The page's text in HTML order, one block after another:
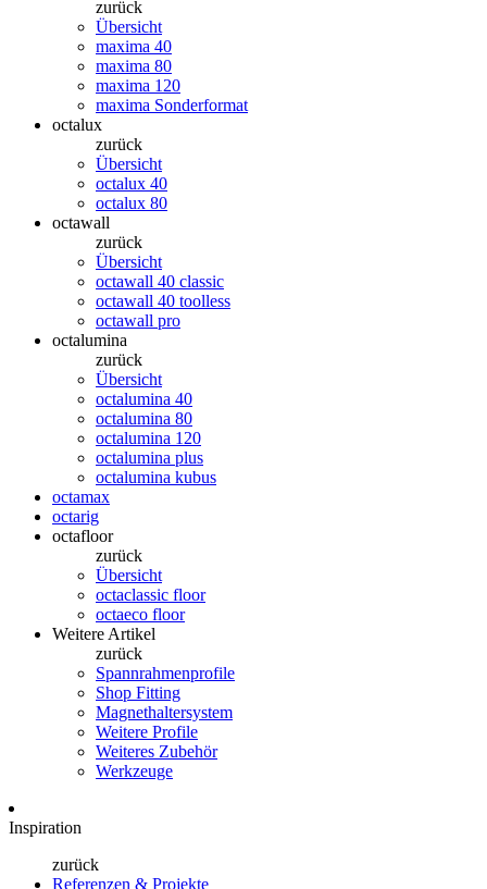
zurück
Übersicht
maxima 40
maxima 80
maxima 120
maxima Sonderformat
octalux
zurück
Übersicht
octalux 40
octalux 80
octawall
zurück
Übersicht
octawall 40 classic
octawall 40 toolless
octawall pro
octalumina
zurück
Übersicht
octalumina 40
octalumina 80
octalumina 120
octalumina plus
octalumina kubus
octamax
octarig
octafloor
zurück
Übersicht
octaclassic floor
octaeco floor
Weitere Artikel
zurück
Spannrahmenprofile
Shop Fitting
Magnethaltersystem
Weitere Profile
Weiteres Zubehör
Werkzeuge
Inspiration
zurück
Referenzen & Projekte